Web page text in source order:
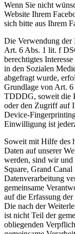
Wenn Sie nicht
Website Ihrem
sich bitte aus Ihrem
Die Verwendung der
Art. 6 Abs. 1 lit. f
berechtigtes
in den Sozialen
abgefragt wurde,
Grundlage von Art.
TDDDG, soweit die
oder den Zugriff auf
Device-
Einwilligung ist
Soweit mit Hilfe des
Daten auf unserer
werden, sind wir
Square, Grand
Datenverarbeitung
gemeinsame
auf die Erfassung
Die nach der
ist nicht Teil der
obliegenden